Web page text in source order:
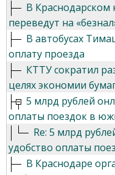
В Краснодарском
переведут на
В автобусах
оплату проезда
КТТУ сократил
целях экономии
5 млрд рублей
оплаты поездок в
Re: 5 млрд
удобство оплаты
В Краснодаре